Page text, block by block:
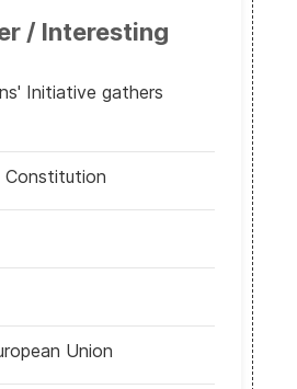
/ Interesting
Initiative gathers
Constitution
Union